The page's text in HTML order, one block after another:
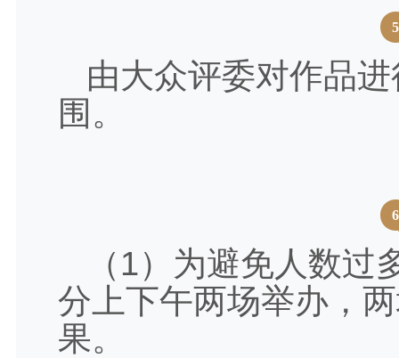
5
由大众评委对作品
围。
6
（1）为避免人数
分上下午两场举办，
果。